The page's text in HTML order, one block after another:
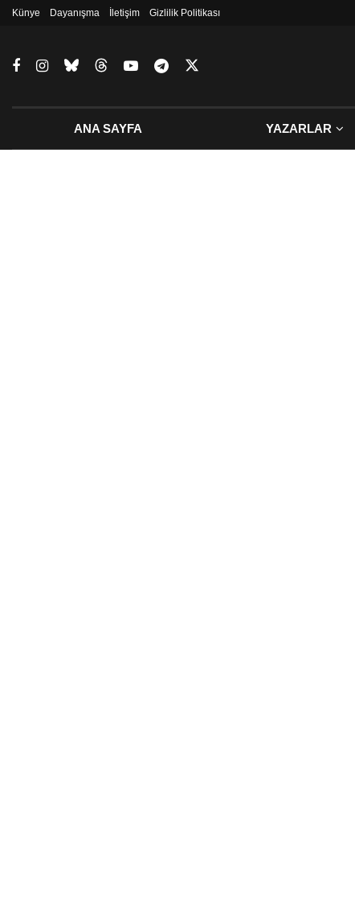
Künye Dayanışma İletişim Gizlilik Politikası
ANA SAYFA YAZARLAR